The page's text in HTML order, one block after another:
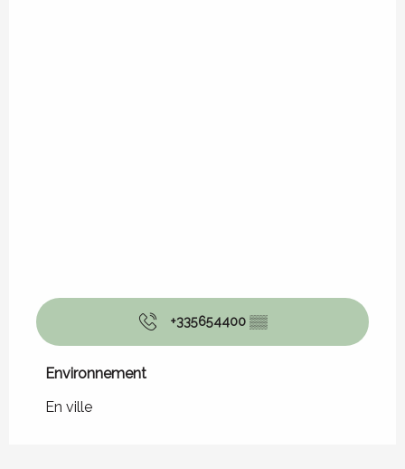
+335654400 ▒▒
Environnement
Environnement
En ville